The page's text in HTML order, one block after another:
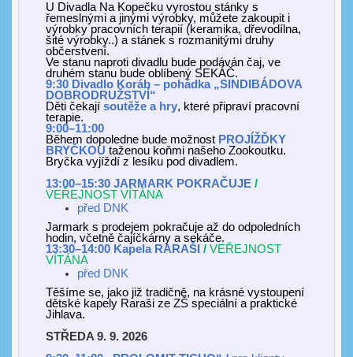
U Divadla Na Kopečku vyrostou stánky s
řemeslnými a jinými výrobky, můžete zakoupit i
výrobky pracovních terapií (keramika, dřevodílna,
šité výrobky..) a stánek s rozmanitými druhy
občerstvení.
Ve stanu naproti divadlu bude podáván čaj, ve
druhém stanu bude oblíbený SEKÁČ.
9:30 Divadlo Koráb– pohádka „SINDIBÁDOVA
DOBRODRUŽSTVÍ “
Děti čekají soutěže a hry, které připraví pracovní
terapie.
9:00–11:00
Během dopoledne bude možnost PROJÍŽĎKY
BRYČKOU taženou koňmi našeho Zookoutku.
Bryčka vyjíždí z lesíku pod divadlem.
13:00–15:30 JARMARK POKRAČUJE /
VEŘEJNOST VÍTÁNA
před DNK
Jarmark s prodejem pokračuje až do odpoledních
hodin, včetně čajíčkárny a sekáče.
13:30–14:00 Kapela RARAŠI / VEŘEJNOST
VÍTÁNA
před DNK
Těšíme se, jako již tradičně, na krásné vystoupení
dětské kapely Raraši ze ZŠ speciální a praktické
Jihlava.
STŘEDA 9. 9. 2026